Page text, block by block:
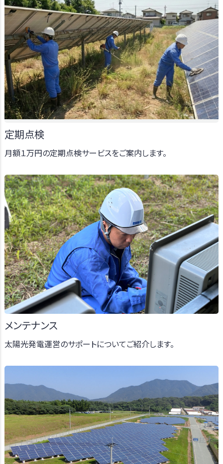
定期点検
月額１万円の定期点検サービスをご案内します。
メンテナンス
太陽光発電運営のサポートについてご紹介します。